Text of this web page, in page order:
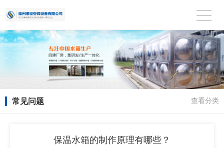
常见问题 查看分类
保温水箱的制作原理有哪些？